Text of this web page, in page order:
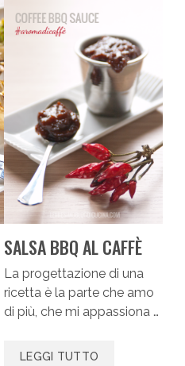
SALSA BBQ AL CAFFÈ
La progettazione di una
ricetta è la parte che amo
di più, che mi appassiona …
LEGGI TUTTO